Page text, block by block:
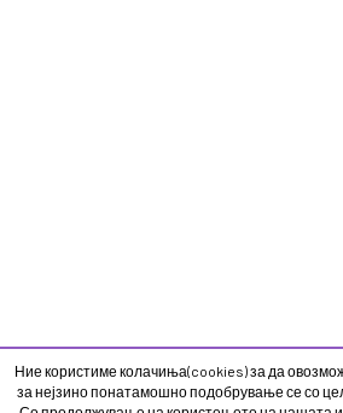
Ние користиме колачиња(cookies) за да
за нејзино понатамошно подобрување се со